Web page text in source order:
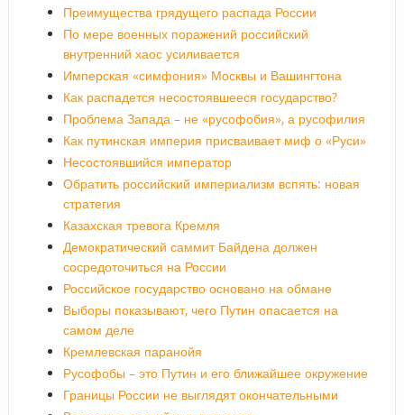
Преимущества грядущего распада России
По мере военных поражений российский
внутренний хаос усиливается
Имперская «симфония» Москвы и Вашингтона
Как распадется несостоявшееся государство?
Проблема Запада – не «русофобия», а русофилия
Как путинская империя присваивает миф о «Руси»
Несостоявшийся император
Обратить российский империализм вспять: новая
стратегия
Казахская тревога Кремля
Демократический саммит Байдена должен
сосредоточиться на России
Российское государство основано на обмане
Выборы показывают, чего Путин опасается на
самом деле
Кремлевская паранойя
Русофобы – это Путин и его ближайшее окружение
Границы России не выглядят окончательными